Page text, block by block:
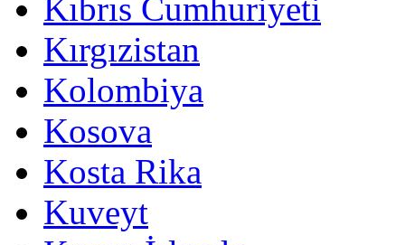
Kıbrıs Cumhuriyeti
Kırgızistan
Kolombiya
Kosova
Kosta Rika
Kuveyt